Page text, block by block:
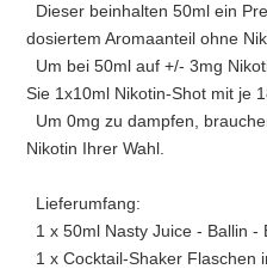
Dieser beinhalten 50ml ein
dosiertem Aromaanteil ohne
Um bei 50ml auf +/- 3mg
Sie 1x10ml Nikotin-Shot mit je
Um 0mg zu dampfen,
Nikotin Ihrer Wahl.
Lieferumfang:
1 x 50ml Nasty Juice - Ballin -
1 x Cocktail-Shaker Flaschen